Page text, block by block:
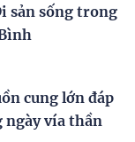
sản sống trong
cung lớn đáp
ngày vía thần